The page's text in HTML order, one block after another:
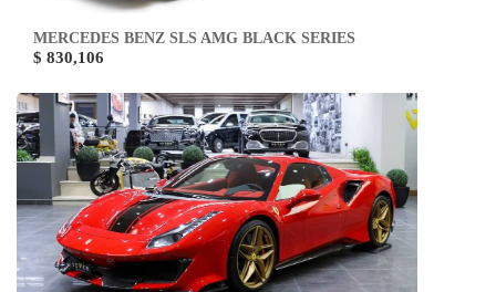
MERCEDES BENZ SLS AMG BLACK SERIES
$ 830,106